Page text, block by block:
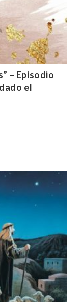
– Episodio
el